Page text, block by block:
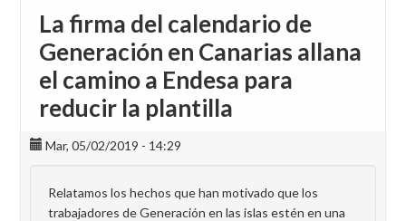
La firma del calendario de
Generación en Canarias allana
el camino a Endesa para
reducir la plantilla
Mar, 05/02/2019 - 14:29
Relatamos los hechos que han motivado que los
trabajadores de Generación en las islas estén en una